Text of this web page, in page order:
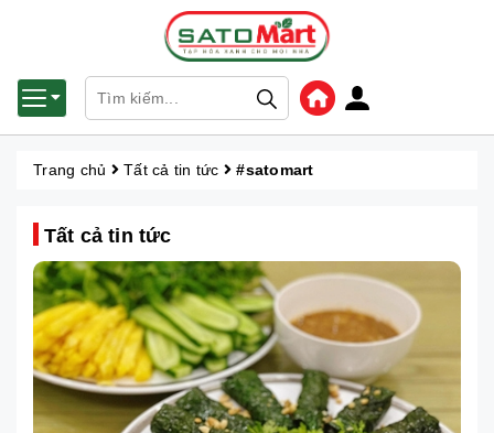
Trang chủ Tất cả tin tức #satomart
Tất cả tin tức